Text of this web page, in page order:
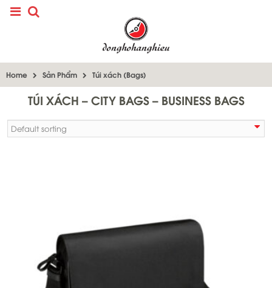
Home Sản Phẩm Túi xách (Bags)
TÚI XÁCH – CITY BAGS – BUSINESS BAGS